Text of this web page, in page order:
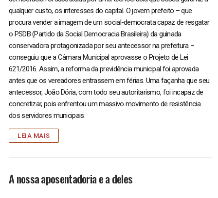
qualquer custo, os interesses do capital. O jovem prefeito – que
procura vender a imagem de um social-democrata capaz de resgatar
o PSDB (Partido da Social Democracia Brasileira) da guinada
conservadora protagonizada por seu antecessor na prefeitura –
conseguiu que a Câmara Municipal aprovasse o Projeto de Lei
621/2016. Assim, a reforma da previdência municipal foi aprovada
antes que os vereadores entrassem em férias. Uma façanha que seu
antecessor, João Dória, com todo seu autoritarismo, foi incapaz de
concretizar, pois enfrentou um massivo movimento de resistência
dos servidores municipais.
LEIA MAIS
A nossa aposentadoria e a deles